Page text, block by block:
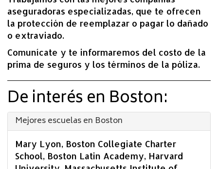
aseguradoras especializadas, que te ofrecen
la protección de reemplazar o pagar lo dañado
o extraviado.
Comunícate y te informaremos del costo de la
prima de seguros y los términos de la póliza.
De interés en Boston:
Mejores escuelas en Boston
Mary Lyon, Boston Collegiate Charter
School, Boston Latin Academy, Harvard